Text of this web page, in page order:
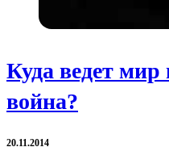
Куда ведет мир
война?
20.11.2014